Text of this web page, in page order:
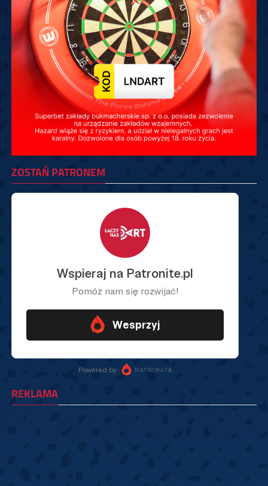
ZOSTAŃ PATRONEM
REKLAMA